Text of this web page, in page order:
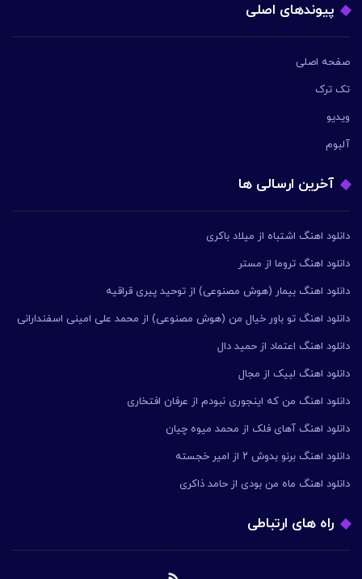
پیوندهای اصلی
صفحه اصلی
تک ترک
ویدیو
آلبوم
آخرین ارسالی ها
دانلود اهنگ اشتباه از میلاد باکری
دانلود اهنگ تروما از مستر
دانلود اهنگ بیمار (هوش مصنوعی) از توحید پیری قراقیه
دانلود اهنگ تو باور خیال من (هوش مصنوعی) از محمد علی امینی اسفندارانی
دانلود اهنگ اعتماد از حمید دال
دانلود اهنگ لبیک از مجال
دانلود اهنگ من که اینجوری نبودم از عرفان افتخاری
دانلود اهنگ آهای فلک از محمد میوه چیان
دانلود اهنگ برنو بدوش ۲ از امیر خجسته
دانلود اهنگ ماه من بودی از حامد ذاکری
راه های ارتباطی